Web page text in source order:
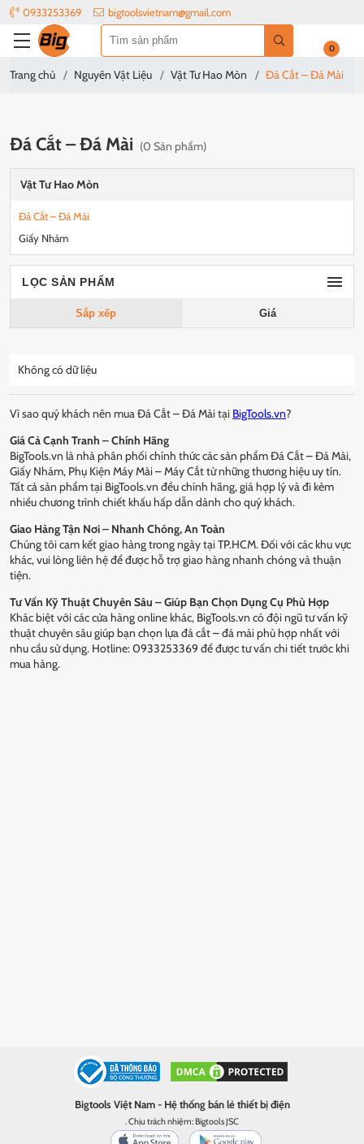
0933253369 bigtoolsvietnam@gmail.com
0
Trang chủ Nguyên Vật Liệu Vật Tư Hao Mòn Đá Cắt – Đá Mài
Vật Tư Hao Mòn
Đá Cắt – Đá Mài
Giấy Nhám
LỌC SẢN PHẨM
Sắp xếp Giá
Đá Cắt – Đá Mài (0 Sản phẩm)
Không có dữ liệu
Vì sao quý khách nên mua Đá Cắt – Đá Mài tại BigTools.vn?
Giá Cả Cạnh Tranh – Chính Hãng
BigTools.vn là nhà phân phối chính thức các sản phẩm Đá Cắt – Đá Mài,
Giấy Nhám, Phụ Kiện Máy Mài – Máy Cắt từ những thương hiệu uy tín.
Tất cả sản phẩm tại BigTools.vn đều chính hãng, giá hợp lý và đi kèm
nhiều chương trình chiết khấu hấp dẫn dành cho quý khách.
Giao Hàng Tận Nơi – Nhanh Chóng, An Toàn
Chúng tôi cam kết giao hàng trong ngày tại TP.HCM. Đối với các khu vực
khác, vui lòng liên hệ để được hỗ trợ giao hàng nhanh chóng và thuận
tiện.
Tư Vấn Kỹ Thuật Chuyên Sâu – Giúp Bạn Chọn Dụng Cụ Phù Hợp
Khác biệt với các cửa hàng online khác, BigTools.vn có đội ngũ tư vấn kỹ
thuật chuyên sâu giúp bạn chọn lựa đá cắt – đá mài phù hợp nhất với
nhu cầu sử dụng. Hotline: 0933253369 để được tư vấn chi tiết trước khi
mua hàng.
Bigtools Việt Nam - Hệ thống bán lẻ thiết bị điện
. Chịu trách nhiệm: Bigtools JSC